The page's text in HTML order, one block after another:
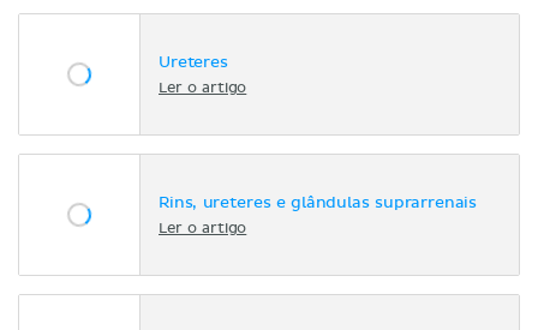
Ureteres
Ler o artigo
Rins, ureteres e glândulas suprarrenais
Ler o artigo